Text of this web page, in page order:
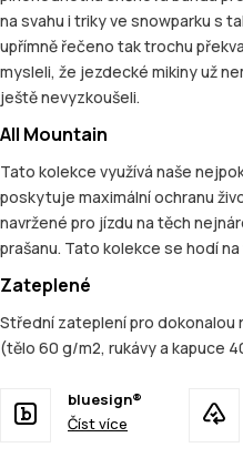
na svahu i triky ve snowparku s
upřímně řečeno tak trochu
mysleli, že jezdecké mikiny už
ještě nevyzkoušeli.
All Mountain
Tato kolekce využívá naše
poskytuje maximální ochranu
navržené pro jízdu na těch
prašanu. Tato kolekce se hodí
Zateplené
Střední zateplení pro dokonalou
(tělo 60 g/m2, rukávy a kapuce
bluesign®
Číst více